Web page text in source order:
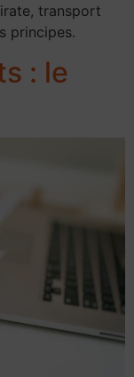
transport
principes.
: le